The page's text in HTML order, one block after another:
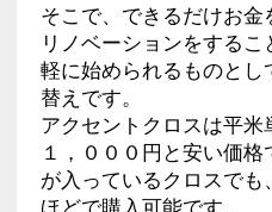
そこで、できるだけお
リノベーションをする
軽に始められるものとし
替えです。
アクセントクロスは平
１，０００円と安い価
が入っているクロスで